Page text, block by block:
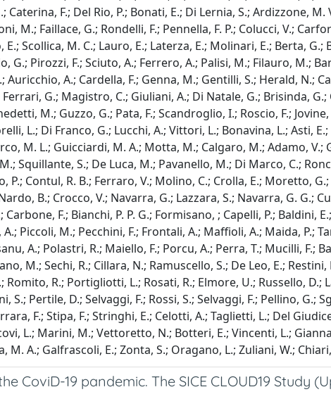
F.; Del Rio, P.; Bonati, E.; Di Lernia, S.; Ardizzone, M.
M.; Faillace, G.; Rondelli, F.; Pennella, F. P.; Colucci, V.;
Scollica, M. C.; Lauro, E.; Laterza, E.; Molinari, E.; Berta, G.;
G.; Pirozzi, F.; Sciuto, A.; Ferrero, A.; Palisi, M.; Filauro, M.;
A.; Cardella, F.; Genna, M.; Gentilli, S.; Herald, N.;
G.; Magistro, C.; Giuliani, A.; Di Natale, G.; Brisinda,
M.; Guzzo, G.; Pata, F.; Scandroglio, I.; Roscio, F.; Jovine,
L.; Di Franco, G.; Lucchi, A.; Vittori, L.; Bonavina, L.; Asti,
M. L.; Guicciardi, M. A.; Motta, M.; Calgaro, M.; Adamo,
Squillante, S.; De Luca, M.; Pavanello, M.; Di Marco, C.;
Contul, R. B.; Ferraro, V.; Molino, C.; Crolla, E.; Moretto,
B.; Crocco, V.; Navarra, G.; Lazzara, S.; Navarra, G. G.;
F.; Bianchi, P. P. G.; Formisano, ; Capelli, P.; Baldini,
Piccoli, M.; Pecchini, F.; Frontali, A.; Maffioli, A.; Maida, P.;
A.; Polastri, R.; Maiello, F.; Porcu, A.; Perra, T.; Mucilli, F.;
M.; Sechi, R.; Cillara, N.; Ramuscello, S.; De Leo, E.; Restini,
R.; Portigliotti, L.; Rosati, R.; Elmore, U.; Russello, D.;
Pertile, D.; Selvaggi, F.; Rossi, S.; Selvaggi, F.; Pellino, G.;
F.; Stipa, F.; Stringhi, E.; Celotti, A.; Taglietti, L.; Del
L.; Marini, M.; Vettoretto, N.; Botteri, E.; Vincenti, L.;
M. A.; Galfrascoli, E.; Zonta, S.; Oragano, L.; Zuliani, W.;
19 pandemic. The SICE CLOUD19 Study